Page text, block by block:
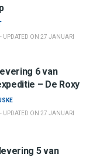
ON 27 JANUARI
6 van
– De Roxy
ON 27 JANUARI
5 van